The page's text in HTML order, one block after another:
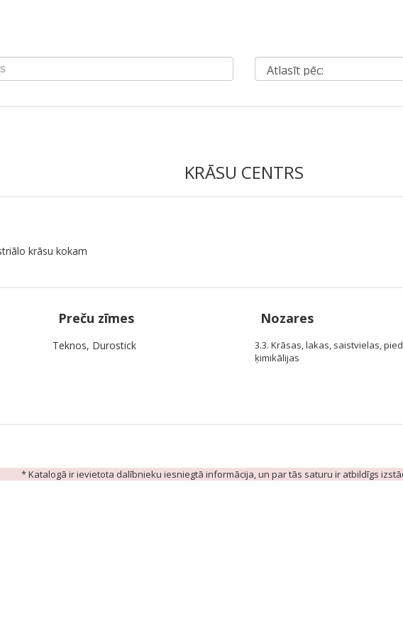
KRĀSU CENTRS
krāsu kokam
Preču zīmes
Teknos, Durostick
Nozares
3.3. Krāsas, lakas, saistvielas,
ķimikālijas
* Katalogā ir ievietota dalībnieku iesniegtā informācija, un par tās saturu ir atbildīgs